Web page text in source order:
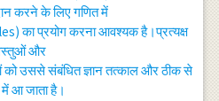
करने के लिए गणित में
का प्रयोग करना आवश्यक है।प्रत्यक्ष
और
उससे संबंधित ज्ञान तत्काल और ठीक से
आ जाता है।